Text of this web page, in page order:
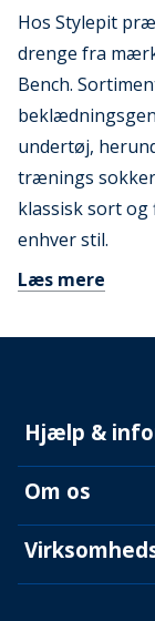
Hos Stylepit
drenge fra
Bench.
undertøj,
trænings
klassisk sort
enhver stil.
Læs mere
Hjælp &
Om os